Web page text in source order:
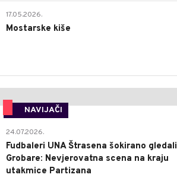
17.05.2026.
Mostarske kiše
NAVIJAČI
24.07.2026.
Fudbaleri UNA Štrasena šokirano gledali
Grobare: Nevjerovatna scena na kraju
utakmice Partizana